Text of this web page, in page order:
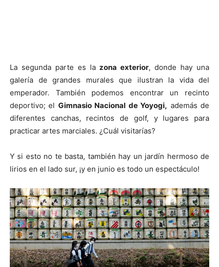
La segunda parte es lazona exterior, donde hay una
galería de grandes murales que ilustran la vida del
emperador. También podemos encontrar un recinto
deportivo; el Gimnasio Nacional de Yoyogi, además de
diferentes canchas, recintos de golf, y lugares para
practicar artes marciales. ¿Cuál visitarías?
Y si esto no te basta, también hay un jardín hermoso de
lirios en el lado sur, ¡y en junio es todo un espectáculo!